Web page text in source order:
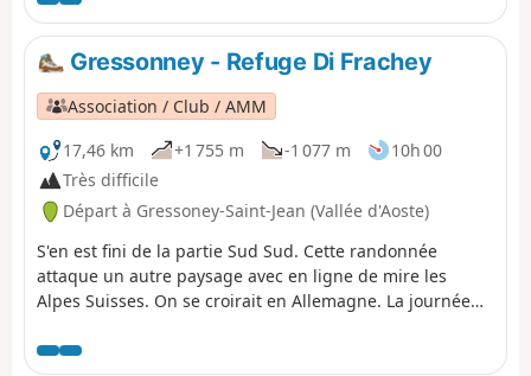
Gressonney - Refuge Di Frachey
Association / Club / AMM
17,46 km
+1 755 m -1 077 m
10h 00
Très difficile
Départ à Gressoney-Saint-Jean (Vallée d'Aoste)
S'en est fini de la partie Sud Sud. Cette randonnée
attaque un autre paysage avec en ligne de mire les
Alpes Suisses. On se croirait en Allemagne. La journée
dans la vallée. Comme à Eaux Rousses il vaut mieux